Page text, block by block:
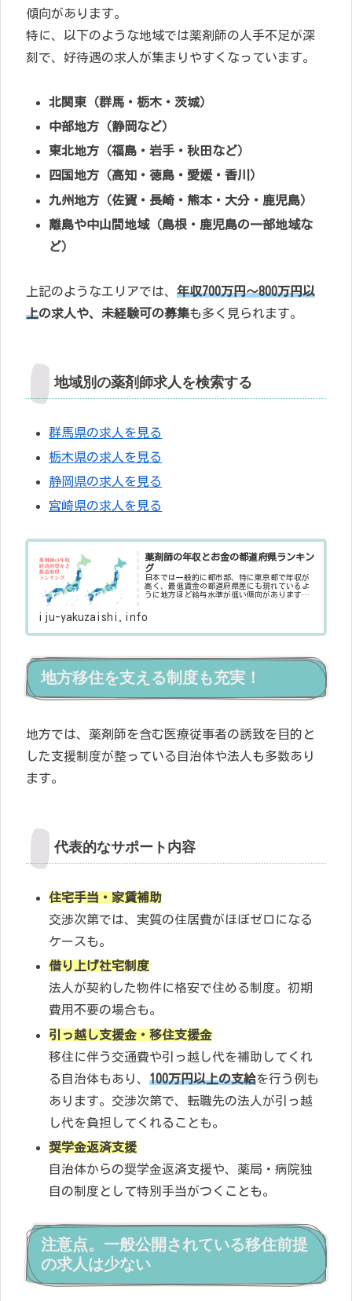
傾向があります。
特に、以下のような地域では薬剤師の人手不足が深
刻で、好待遇の求人が集まりやすくなっています。
北関東（群馬・栃木・茨城）
中部地方（静岡など）
東北地方（福島・岩手・秋田など）
四国地方（高知・徳島・愛媛・香川）
九州地方（佐賀・長崎・熊本・大分・鹿児島）
離島や中山間地域（島根・鹿児島の一部地域な
ど）
上記のようなエリアでは、 年収700万円～800万円以
上の求人や、未経験可の募集も多く見られます。
地域別の薬剤師求人を検索する
群馬県の求人を見る
栃木県の求人を見る
静岡県の求人を見る
宮崎県の求人を見る
薬剤師の年収とお金の都道府県ランキン
グ
日本では一般的に都市部、特に東京都で年収が
高く、最低賃金の都道府県差にも現れているよ
うに地方ほど給与水準が低い傾向があります。
やすいということをご存知ですか...
iju-yakuzaishi.info
地方移住を支える制度も充実！
地方では、薬剤師を含む医療従事者の誘致を目的と
した支援制度が整っている自治体や法人も多数あり
ます。
代表的なサポート内容
住宅手当・家賃補助
交渉次第では、実質の住居費がほぼゼロになる
ケースも。
借り上げ社宅制度
法人が契約した物件に格安で住める制度。初期
費用不要の場合も。
引っ越し支援金・移住支援金
移住に伴う交通費や引っ越し代を補助してくれ
る自治体もあり、100万円以上の支給を行う例も
あります。交渉次第で、転職先の法人が引っ越
し代を負担してくれることも。
奨学金返済支援
自治体からの奨学金返済支援や、薬局・病院独
自の制度として特別手当がつくことも。
注意点。一般公開されている移住前提
の求人は少ない